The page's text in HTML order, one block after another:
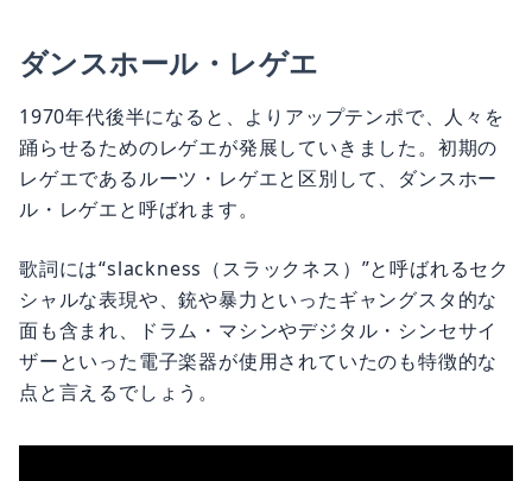
ダンスホール・レゲエ
1970年代後半になると、よりアップテンポで、人々を
踊らせるためのレゲエが発展していきました。初期の
レゲエであるルーツ・レゲエと区別して、ダンスホー
ル・レゲエと呼ばれます。
歌詞には“slackness（スラックネス）”と呼ばれるセク
シャルな表現や、銃や暴力といったギャングスタ的な
面も含まれ、ドラム・マシンやデジタル・シンセサイ
ザーといった電子楽器が使用されていたのも特徴的な
点と言えるでしょう。